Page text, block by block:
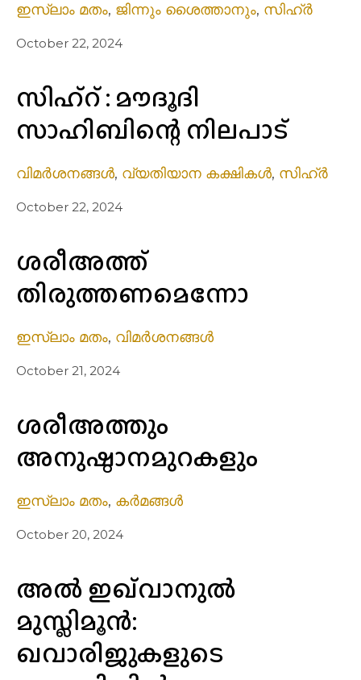
ഇസ്ലാം മതം, ജിന്നും ശൈത്താനും, സിഹ്ർ
October 22, 2024
സിഹ്റ് : മൗദൂദി
സാഹിബിന്റെ നിലപാട്
വിമർശനങ്ങൾ, വ്യതിയാന കക്ഷികൾ, സിഹ്ർ
October 22, 2024
ശരീഅത്ത്
തിരുത്തണമെന്നോ
ഇസ്ലാം മതം, വിമർശനങ്ങൾ
October 21, 2024
ശരീഅത്തും
അനുഷ്ഠാനമുറകളും
ഇസ്ലാം മതം, കർമങ്ങൾ
October 20, 2024
അൽ ഇഖ്‌വാനുൽ
മുസ്ലിമൂൻ:
ഖവാരിജുകളുടെ